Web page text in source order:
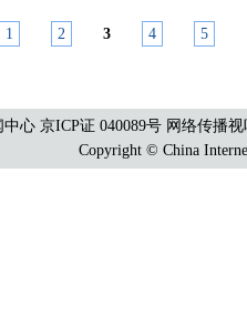
1 2 3 4 5
心 京ICP证 040089号 网络传播
Copyright © China